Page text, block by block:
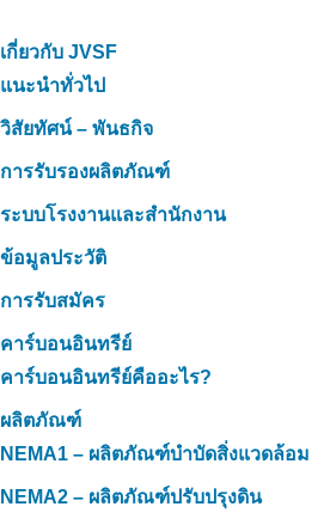
เกี่ยวกับ JVSF
แนะนำทั่วไป
วิสัยทัศน์ – พันธกิจ
การรับรองผลิตภัณฑ์
ระบบโรงงานและสำนักงาน
ข้อมูลประวัติ
การรับสมัคร
คาร์บอนอินทรีย์
คาร์บอนอินทรีย์คืออะไร?
ผลิตภัณฑ์
NEMA1 – ผลิตภัณฑ์บำบัดสิ่งแวดล้อม
NEMA2 – ผลิตภัณฑ์ปรับปรุงดิน